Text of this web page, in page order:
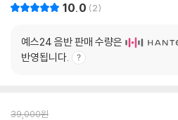
10.0 2
예스24 음반 판매 수량은
반영됩니다.
39,000원